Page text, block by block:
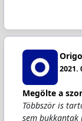
Origo
2021.
Megölte a
Többször is
sem